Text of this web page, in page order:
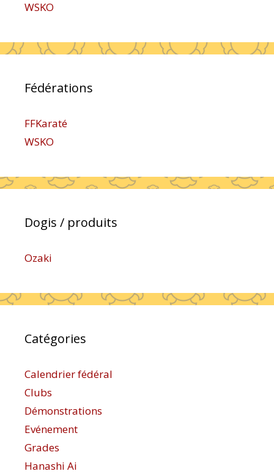
WSKO
Fédérations
FFKaraté
WSKO
Dogis / produits
Ozaki
Catégories
Calendrier fédéral
Clubs
Démonstrations
Evénement
Grades
Hanashi Ai